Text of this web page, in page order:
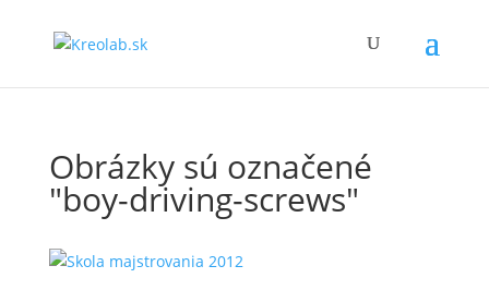
Obrázky sú označené
"boy-driving-screws"